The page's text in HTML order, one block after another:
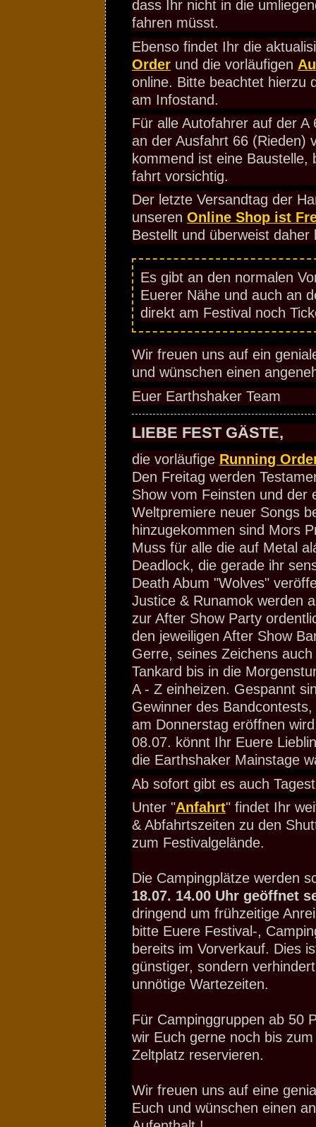
dass Ihr nicht in die
fahren müsst.
Ebenso findet Ihr die
Order und die vorläufigen
online. Bitte beachtet hierzu
am Infostand.
Für alle Autofahrer auf der A
an der Ausfahrt 66 (Rieden)
kommend ist eine Baustelle,
fahrt vorsichtig.
Der letzte Versandtag der
unseren Online Shop ist
Bestellt und überweist daher
Es gibt an den normalen
Euerer Nähe und auch an
direkt am Festival noch
Wir freuen uns auf ein
und wünschen einen
Euer Earthshaker Team
LIEBE FEST GÄSTE,
die vorläufige Running
Den Freitag werden
Show vom Feinsten und der
Weltpremiere neuer Songs
hinzugekommen sind Mors
Muss für alle die auf Metal
Deadlock, die gerade ihr
Death Abum "Wolves"
Justice & Runamok werden
zur After Show Party
den jeweiligen After Show
Gerre, seines Zeichens
Tankard bis in die
A - Z einheizen. Gespannt
Gewinner des
am Donnerstag eröffnen
08.07. könnt Ihr Euere
die Earthshaker Mainstage
Ab sofort gibt es auch
Unter "Anfahrt" findet Ihr
& Abfahrtszeiten zu den
zum Festivalgelände.
Die Campingplätze werden
18.07. 14.00 Uhr geöffnet
dringend um frühzeitige
bitte Euere Festival-,
bereits im Vorverkauf. Dies
günstiger, sondern
unnötige Wartezeiten.
Für Campinggruppen ab 50
wir Euch gerne noch bis
Zeltplatz reservieren.
Wir freuen uns auf eine
Euch und wünschen einen